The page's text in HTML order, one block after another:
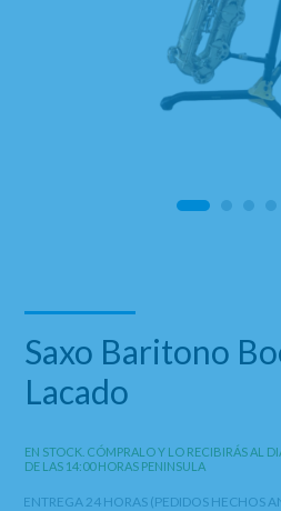
Saxo Baritono
Lacado
EN STOCK. CÓMPRALO Y LO RECIBIRÁS AL
DE LAS 14:00 HORAS PENINSULA
ENTREGA 24 HORAS (PEDIDOS HECHOS